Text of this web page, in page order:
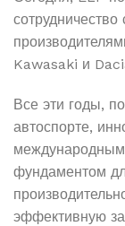
Kawasaki и
Все эти годы,
автоспорте,
фундаментом
эффективную